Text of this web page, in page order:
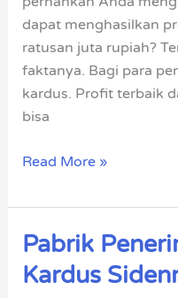
dapat menghasilkan
ratusan juta rupiah?
faktanya. Bagi para
kardus. Profit terbaik
bisa
Read More »
Pabrik
Kardus
Pabrik
Penerima
Limbah